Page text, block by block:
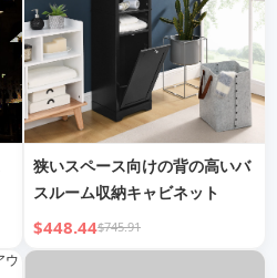
狭いスペース向けの背の高いバ
スルーム収納キャビネット
$448.44$745.91